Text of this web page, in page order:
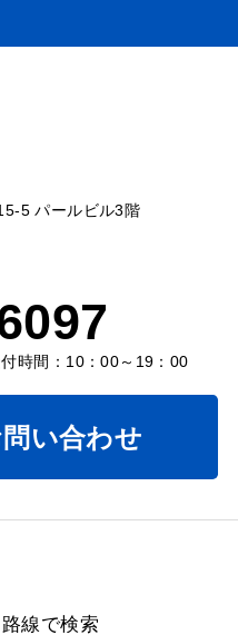
5 パールビル3階
時間：10：00～19：00
い合わせ
路線で検索